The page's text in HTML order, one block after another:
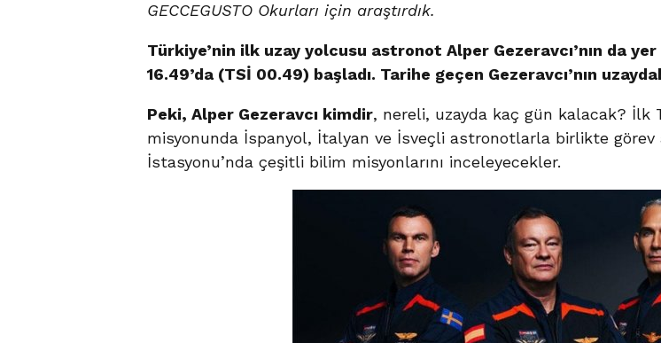
GECCEGUSTO Okurları için araştırdık.
Türkiye’nin ilk uzay yolcusu astronot Alper Gezeravcı’nın da
16.49’da (TSİ 00.49) başladı. Tarihe geçen Gezeravcı’nın
Peki, Alper Gezeravcı kimdir, nereli, uzayda kaç gün kalacak? İlk
misyonunda İspanyol, İtalyan ve İsveçli astronotlarla birlikte görev
İstasyonu’nda çeşitli bilim misyonlarını inceleyecekler.